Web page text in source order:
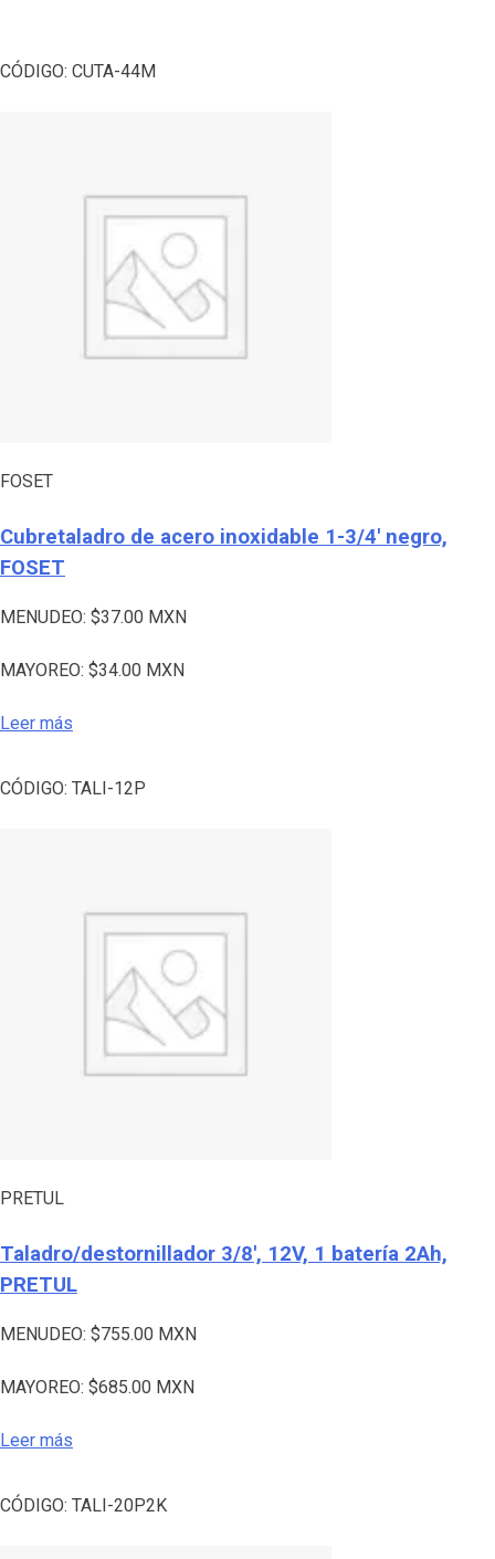
CÓDIGO: CUTA-44M
FOSET
Cubretaladro de acero inoxidable 1-3/4′ negro,
FOSET
MENUDEO: $37.00 MXN
MAYOREO: $34.00 MXN
Leer más
CÓDIGO: TALI-12P
PRETUL
Taladro/destornillador 3/8′, 12V, 1 batería 2Ah,
PRETUL
MENUDEO: $755.00 MXN
MAYOREO: $685.00 MXN
Leer más
CÓDIGO: TALI-20P2K